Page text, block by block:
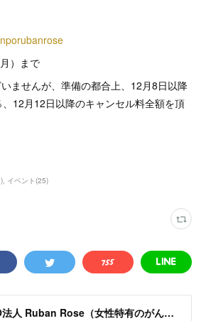
）まで
ませんが、準備の都合上、12月8日以降
12月12日以降のキャンセル料全額を頂
) イベント(25)
NPO法人 Ruban Rose（女性特有のがん患者会）